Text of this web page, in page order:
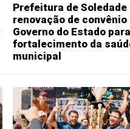
Prefeitura de
renovação de convênio
Governo do Estado para
fortalecimento da
municipal